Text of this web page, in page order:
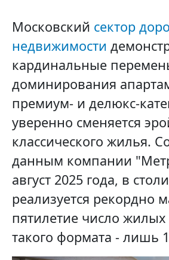
Московский сектор
недвижимости
кардинальные
доминирования
премиум- и делюкс-
уверенно сменяется
классического жилья.
данным компании
август 2025 года, в
реализуется рекордно
пятилетие число
такого формата - лишь